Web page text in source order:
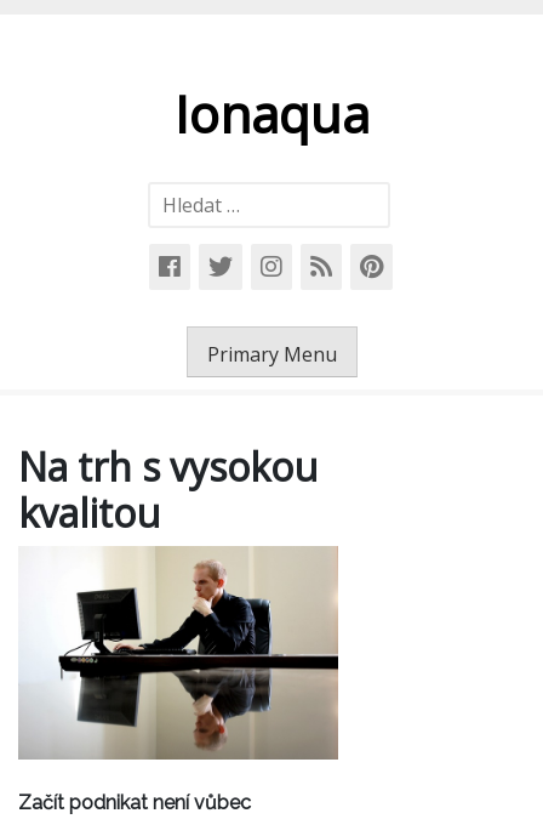
Ionaqua
Vyhledávání
Primary Menu
Na trh s vysokou
kvalitou
Začít podnikat není vůbec